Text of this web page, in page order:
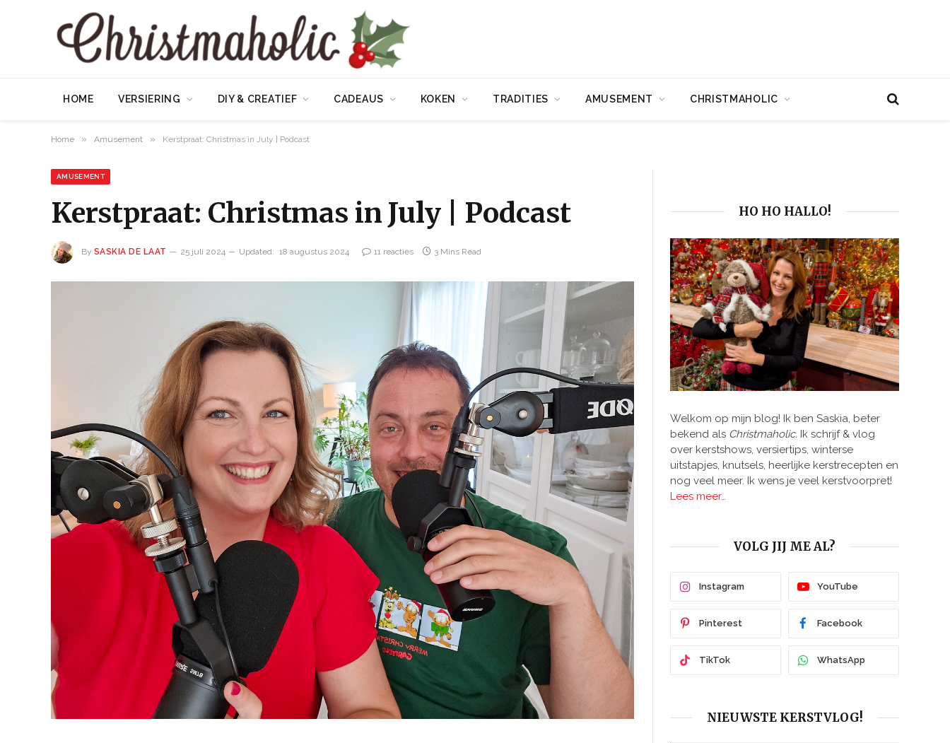
HOME VERSIERING DIY & CREATIEF CADEAUS KOKEN TRADITIES AMUSEMENT CHRISTMAHOLIC
Home » Amusement » Kerstpraat: Christmas in July | Podcast
AMUSEMENT
Kerstpraat: Christmas in July | Podcast
By SASKIA DE LAAT 25 juli 2024 Updated: 18 augustus 2024 11 reacties 3 Mins Read
HO HO HALLO!
Welkom op mijn blog! Ik ben Saskia, beter
bekend als Christmaholic. Ik schrijf & vlog
over kerstshows, versiertips, winterse
uitstapjes, knutsels, heerlijke kerstrecepten en
nog veel meer. Ik wens je veel kerstvoorpret!
Lees meer…
VOLG JIJ ME AL?
Instagram YouTube
Pinterest Facebook
TikTok WhatsApp
NIEUWSTE KERSTVLOG!